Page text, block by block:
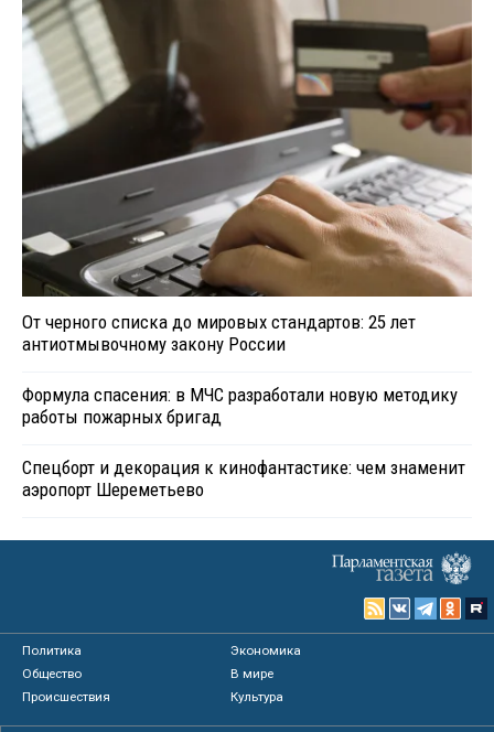
От черного списка до мировых стандартов: 25 лет
антиотмывочному закону России
Формула спасения: в МЧС разработали новую методику
работы пожарных бригад
Спецборт и декорация к кинофантастике: чем знаменит
аэропорт Шереметьево
Политика
Экономика
Общество
В мире
Происшествия
Культура